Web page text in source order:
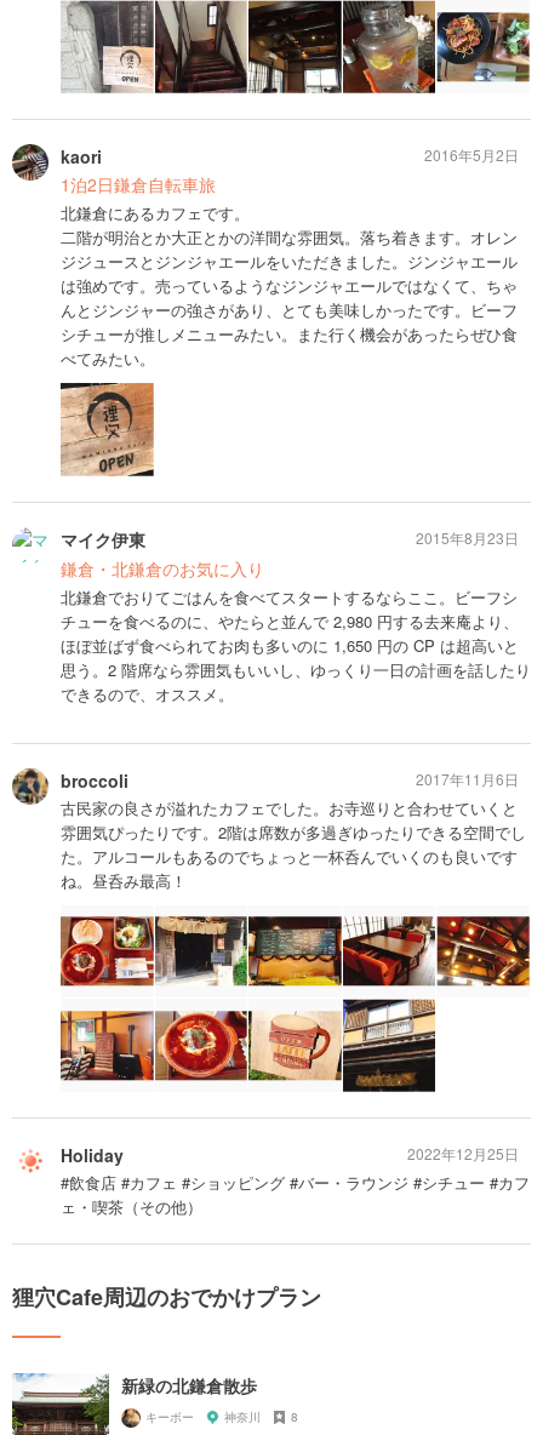
kaori
1泊2日鎌倉自転車旅
北鎌倉にあるカフェです。
二階が明治とか大正とかの洋間な雰囲気。落ち着きます。オレン
ジジュースとジンジャエールをいただきました。ジンジャエール
は強めです。売っているようなジンジャエールではなくて、ちゃ
んとジンジャーの強さがあり、とても美味しかったです。ビーフ
シチューが推しメニューみたい。また行く機会があったらぜひ食
べてみたい。
2016年5月2日
マイク伊東
鎌倉・北鎌倉のお気に入り
北鎌倉でおりてごはんを食べてスタートするならここ。ビーフシ
チューを食べるのに、やたらと並んで 2,980 円する去来庵より、
ほぼ並ばず食べられてお肉も多いのに 1,650 円の CP は超高いと
思う。2 階席なら雰囲気もいいし、ゆっくり一日の計画を話したり
できるので、オススメ。
2015年8月23日
broccoli
古民家の良さが溢れたカフェでした。お寺巡りと合わせていくと
雰囲気ぴったりです。2階は席数が多過ぎゆったりできる空間でし
た。アルコールもあるのでちょっと一杯呑んでいくのも良いです
ね。昼呑み最高！
2017年11月6日
Holiday
#飲食店 #カフェ #ショッピング #バー・ラウンジ #シチュー #カフ
ェ・喫茶（その他）
2022年12月25日
狸穴Cafe周辺のおでかけプラン
新緑の北鎌倉散歩
キーボー 神奈川 8